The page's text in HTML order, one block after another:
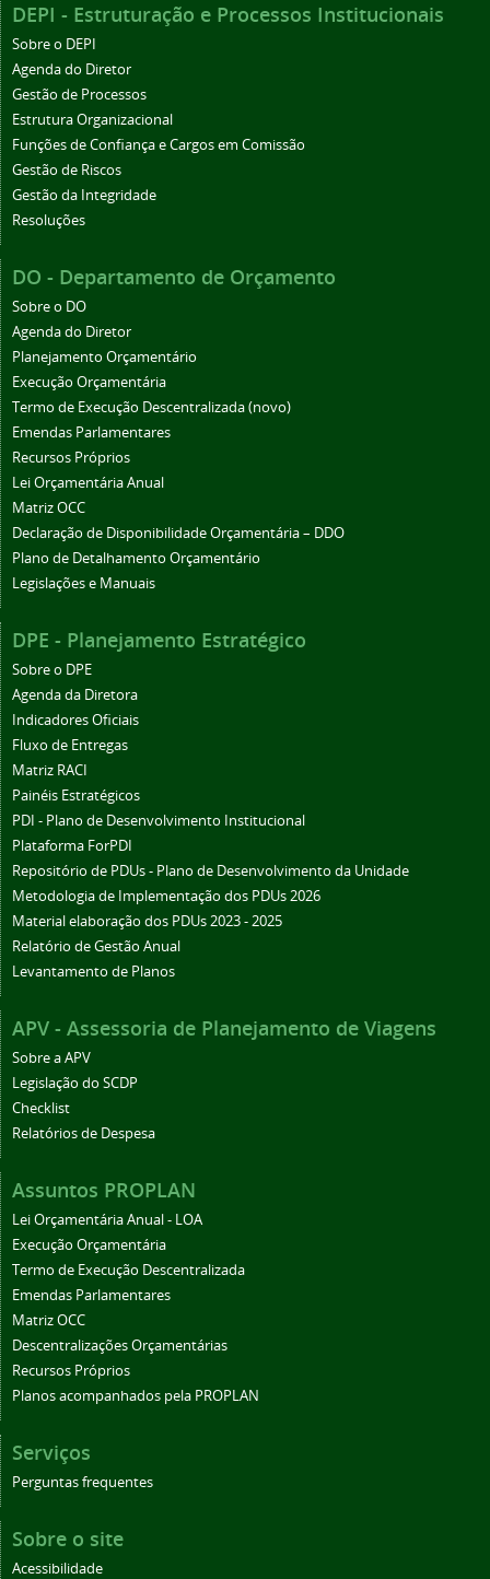
DEPI - Estruturação e Processos Institucionais
Sobre o DEPI
Agenda do Diretor
Gestão de Processos
Estrutura Organizacional
Funções de Confiança e Cargos em Comissão
Gestão de Riscos
Gestão da Integridade
Resoluções
DO - Departamento de Orçamento
Sobre o DO
Agenda do Diretor
Planejamento Orçamentário
Execução Orçamentária
Termo de Execução Descentralizada (novo)
Emendas Parlamentares
Recursos Próprios
Lei Orçamentária Anual
Matriz OCC
Declaração de Disponibilidade Orçamentária – DDO
Plano de Detalhamento Orçamentário
Legislações e Manuais
DPE - Planejamento Estratégico
Sobre o DPE
Agenda da Diretora
Indicadores Oficiais
Fluxo de Entregas
Matriz RACI
Painéis Estratégicos
PDI - Plano de Desenvolvimento Institucional
Plataforma ForPDI
Repositório de PDUs - Plano de Desenvolvimento da Unidade
Metodologia de Implementação dos PDUs 2026
Material elaboração dos PDUs 2023 - 2025
Relatório de Gestão Anual
Levantamento de Planos
APV - Assessoria de Planejamento de Viagens
Sobre a APV
Legislação do SCDP
Checklist
Relatórios de Despesa
Assuntos PROPLAN
Lei Orçamentária Anual - LOA
Execução Orçamentária
Termo de Execução Descentralizada
Emendas Parlamentares
Matriz OCC
Descentralizações Orçamentárias
Recursos Próprios
Planos acompanhados pela PROPLAN
Serviços
Perguntas frequentes
Sobre o site
Acessibilidade